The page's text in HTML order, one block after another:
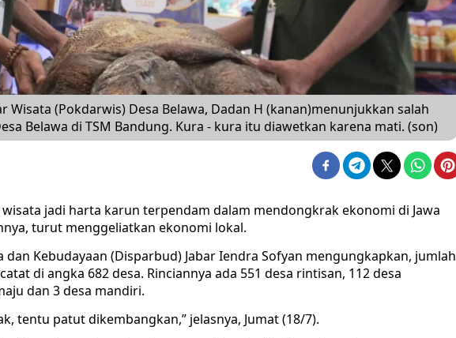
Wisata (Pokdarwis) Desa Belawa, Dadan H (kanan)menunjukkan salah
Belawa di TSM Bandung. Kura - kura itu diawetkan karena mati. (son)
wisata jadi harta karun terpendam dalam mendongkrak ekonomi di Jawa
turut menggeliatkan ekonomi lokal.
dan Kebudayaan (Disparbud) Jabar Iendra Sofyan mengungkapkan, jumlah
di angka 682 desa. Rinciannya ada 551 desa rintisan, 112 desa
dan 3 desa mandiri.
tentu patut dikembangkan,” jelasnya, Jumat (18/7).